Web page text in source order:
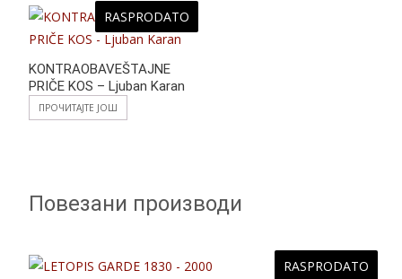
RASPRODATO
KONTRAOBAVEŠTAJNE
PRIČE KOS – Ljuban Karan
ПРОЧИТАЈТЕ ЈОШ
Повезани производи
RASPRODATO